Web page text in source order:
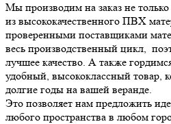
Мы производим на заказ не
из высококачественного ПВХ
проверенными поставщиками
весь производственный цикл,
лучшее качество. А также
удобный, высококлассный товар,
долгие годы на вашей веранде.
Это позволяет нам предложить
любого пространства в любом